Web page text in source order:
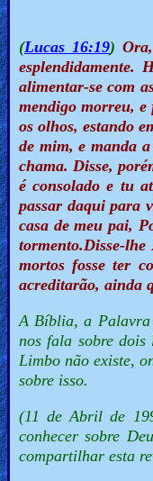
Bible
Movies
🎞
Gospel
Videos
🎞
Godly
Movies
🎞
CBN
Videos
🎞
Kids
(Lucas 16:19)
esplendidamente.
alimentar-se com
mendigo morreu, e
os olhos, estando
de mim, e manda
chama. Disse,
é consolado e tu
passar daqui para
casa de meu pai,
tormento.Disse-
mortos fosse ter
acreditarão, ainda
A Bíblia, a Palavra
nos fala sobre
Limbo não existe,
sobre isso.
(11 de Abril de
conhecer sobre
compartilhar esta